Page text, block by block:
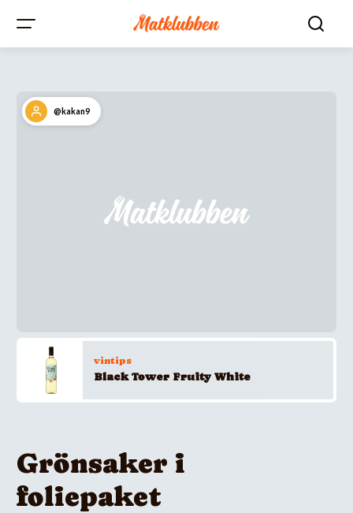
@kakan9
vintips
Black Tower Fruity White
Grönsaker i
foliepaket